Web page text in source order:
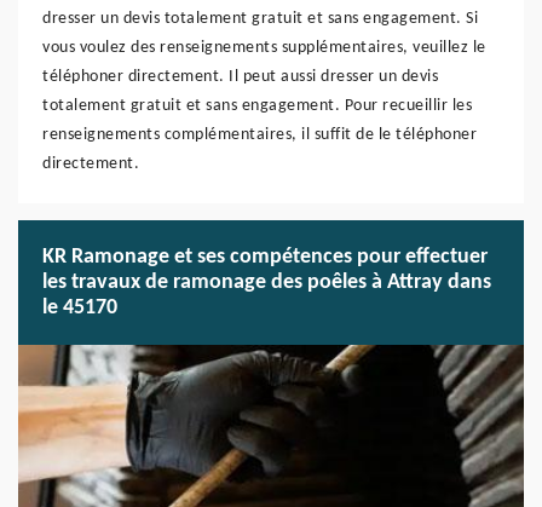
dresser un devis totalement gratuit et sans engagement. Si
vous voulez des renseignements supplémentaires, veuillez le
téléphoner directement. Il peut aussi dresser un devis
totalement gratuit et sans engagement. Pour recueillir les
renseignements complémentaires, il suffit de le téléphoner
directement.
KR Ramonage et ses compétences pour effectuer
les travaux de ramonage des poêles à Attray dans
le 45170